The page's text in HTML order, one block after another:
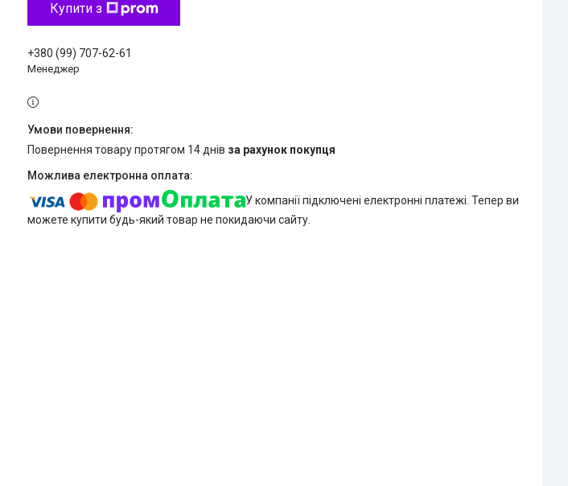
Купити з
+380 (99) 707-62-61
Менеджер
повернення товару протягом 14 днів за рахунок покупця
У компанії підключені електронні платежі. Тепер ви
можете купити будь-який товар не покидаючи сайту.